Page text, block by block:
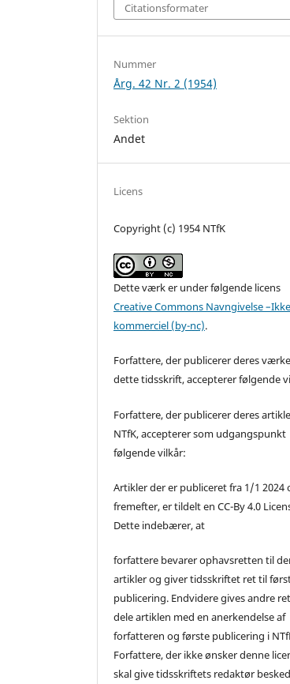
Citationsformater
Nummer
Årg. 42 Nr. 2 (1954)
Sektion
Andet
Licens
Copyright (c) 1954 NTfK
Dette værk er under følgende licens
Creative Commons Navngivelse
kommerciel (by-nc).
Forfattere, der publicerer deres
dette tidsskrift, accepterer følgende
Forfattere, der publicerer deres
NTfK, accepterer som udgangspunkt
følgende vilkår:
Artikler der er publiceret fra 1/1 2024
fremefter, er tildelt en CC-By 4.0
Dette indebærer, at
forfattere bevarer ophavsretten til
artikler og giver tidsskriftet ret til
publicering. Endvidere gives andre
dele artiklen med en anerkendelse af
forfatteren og første publicering i
Forfattere, der ikke ønsker denne
skal give tidsskriftets redaktør besked